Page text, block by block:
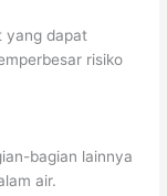
yang dapat
risiko
bagian lainnya
air.